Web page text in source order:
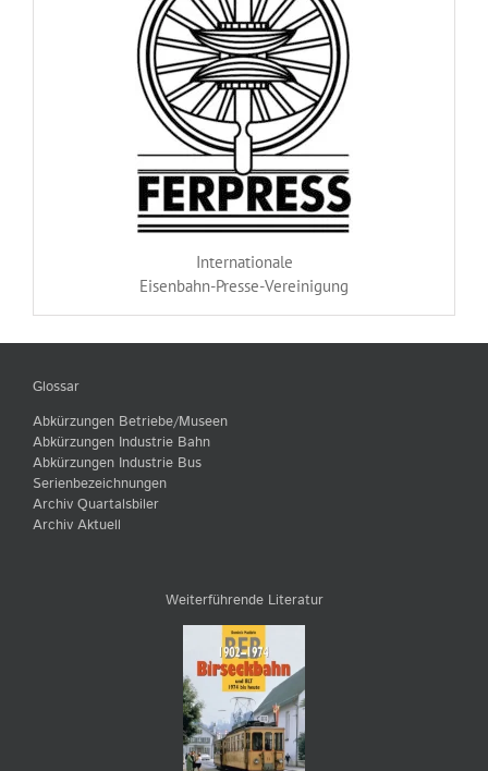
Internationale
Eisenbahn-Presse-Vereinigung
Glossar
Abkürzungen Betriebe/Museen
Abkürzungen Industrie Bahn
Abkürzungen Industrie Bus
Serienbezeichnungen
Archiv Quartalsbiler
Archiv Aktuell
Weiterführende Literatur